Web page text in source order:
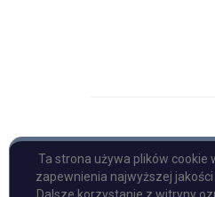
Copyright © Pulp Books
Ta strona używa plików cookie
zapewnienia najwyższej jakości